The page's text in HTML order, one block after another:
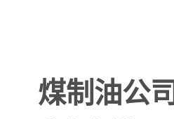
煤制油公司